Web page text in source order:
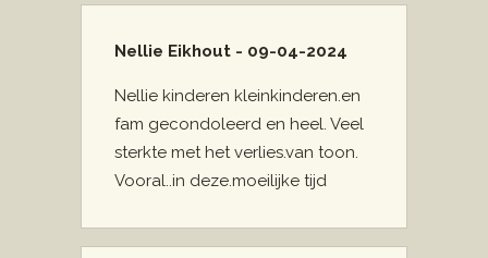
Nellie Eikhout - 09-04-2024
Nellie kinderen kleinkinderen.en
fam gecondoleerd en heel. Veel
sterkte met het verlies.van toon.
Vooral..in deze.moeilijke tijd